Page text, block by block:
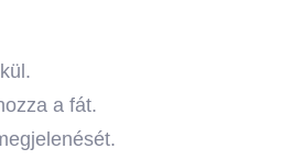
a fát.